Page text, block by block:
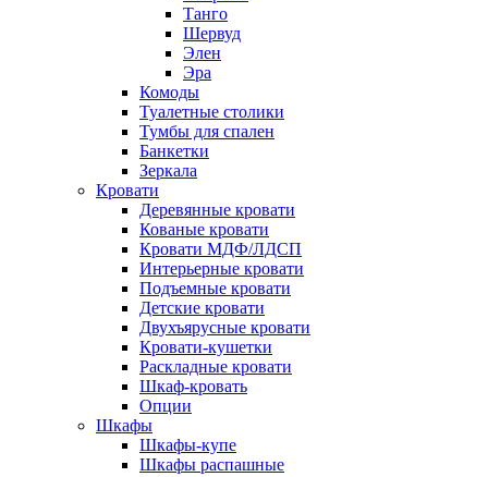
Танго
Шервуд
Элен
Эра
Комоды
Туалетные столики
Тумбы для спален
Банкетки
Зеркала
Кровати
Деревянные кровати
Кованые кровати
Кровати МДФ/ЛДСП
Интерьерные кровати
Подъемные кровати
Детские кровати
Двухъярусные кровати
Кровати-кушетки
Раскладные кровати
Шкаф-кровать
Опции
Шкафы
Шкафы-купе
Шкафы распашные